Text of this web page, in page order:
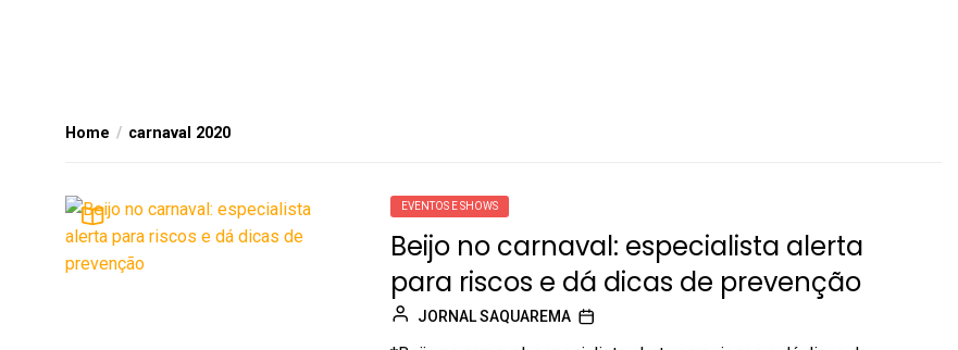
Home carnaval 2020
EVENTOS E SHOWS
Beijo no carnaval: especialista alerta
para riscos e dá dicas de prevenção
JORNAL SAQUAREMA